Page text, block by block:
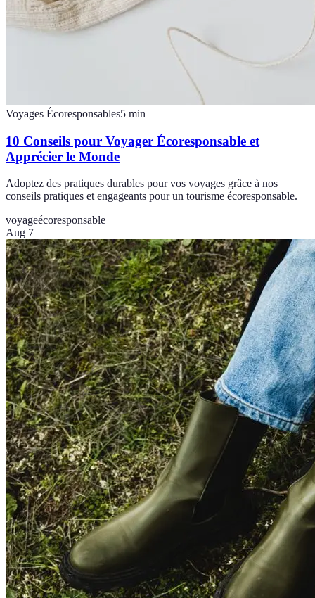
Voyages Écoresponsables5 min
10 Conseils pour Voyager Écoresponsable et
Apprécier le Monde
Adoptez des pratiques durables pour vos voyages grâce à nos
conseils pratiques et engageants pour un tourisme écoresponsable.
voyageécoresponsable
Aug 7